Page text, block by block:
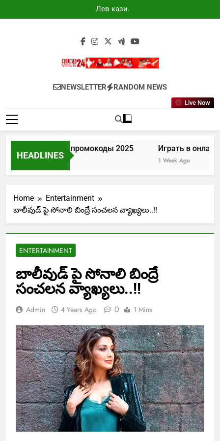
to
Лев казино
промокоды
Newsminute24
Get All Updated Telugu News
NEWSLETTER RANDOM NEWS
Live Now
HEADLINES
Лев казино промокоды 2025
5 Days Ago
Играть в онлайн
1 Week Ago
Home
Entertainment
బాలీవుడ్ పై సోనాలి బింద్రే సంచలన వ్యాఖ్యలు..!!
ENTERTAINMENT
బాలీవుడ్ పై సోనాలి బింద్రే
సంచలన వ్యాఖ్యలు..!!
Admin 4 Years Ago 0 1 Mins